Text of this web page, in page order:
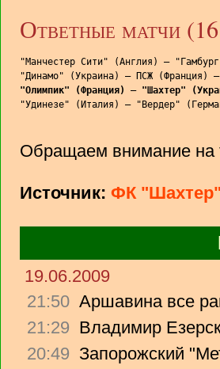
Ответные матчи
"Манчестер Сити" (Англия) —
"Олимпик" (Франция) — "Шахтер"
"Удинезе" (Италия) — "Вердер"
Обращаем внимание на
Источник: ФК "Шахтер"
19.06.2009
21:50 Аршавина все
21:29 Владимир
20:49 Запорожский